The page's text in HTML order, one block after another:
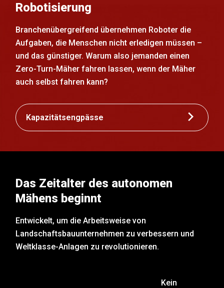
Robotisierung
Branchenübergreifend übernehmen Roboter die
Aufgaben, die Menschen nicht erledigen müssen –
und das günstiger. Warum also jemanden einen
Zero-Turn-Mäher fahren lassen, wenn der Mäher
auch selbst fahren kann?
Kapazitätsengpässe
Das Zeitalter des autonomen
Mähens beginnt
Entwickelt, um die Arbeitsweise von
Landschaftsbauunternehmen zu verbessern und
Weltklasse-Anlagen zu revolutionieren.
Kein